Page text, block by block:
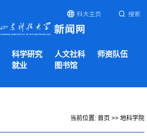
科大主页 搜索
科学研究 人文社科
师资队伍
就业 图书馆
当前位置: 首页 >> 地科学院